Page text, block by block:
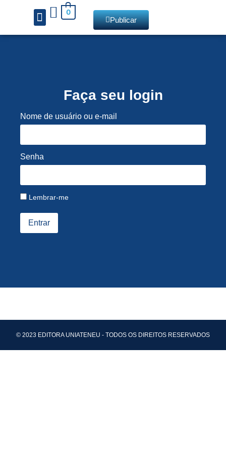
0
Publicar
Faça seu login
Nome de usuário ou e-mail
Senha
Lembrar-me
Entrar
© 2023 EDITORA UNIATENEU - TODOS OS DIREITOS RESERVADOS